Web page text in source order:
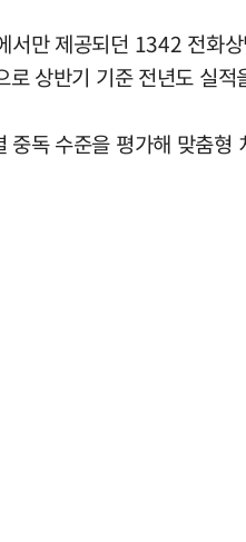
서만 제공되던 1342 전화
상반기 기준 전년도 실적
중독 수준을 평가해 맞춤